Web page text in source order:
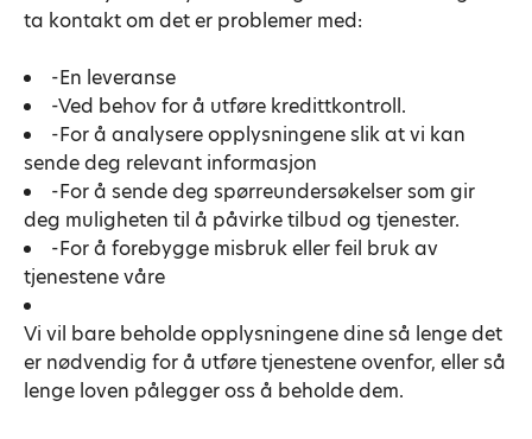
ta kontakt om det er problemer med:
-En leveranse
-Ved behov for å utføre kredittkontroll.
-For å analysere opplysningene slik at vi kan
sende deg relevant informasjon
-For å sende deg spørreundersøkelser som gir
deg muligheten til å påvirke tilbud og tjenester.
-For å forebygge misbruk eller feil bruk av
tjenestene våre
Vi vil bare beholde opplysningene dine så lenge det
er nødvendig for å utføre tjenestene ovenfor, eller så
lenge loven pålegger oss å beholde dem.